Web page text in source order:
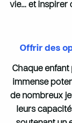
vie… et inspirer
Offrir des
Chaque enfant
immense
de nombreux j
leurs